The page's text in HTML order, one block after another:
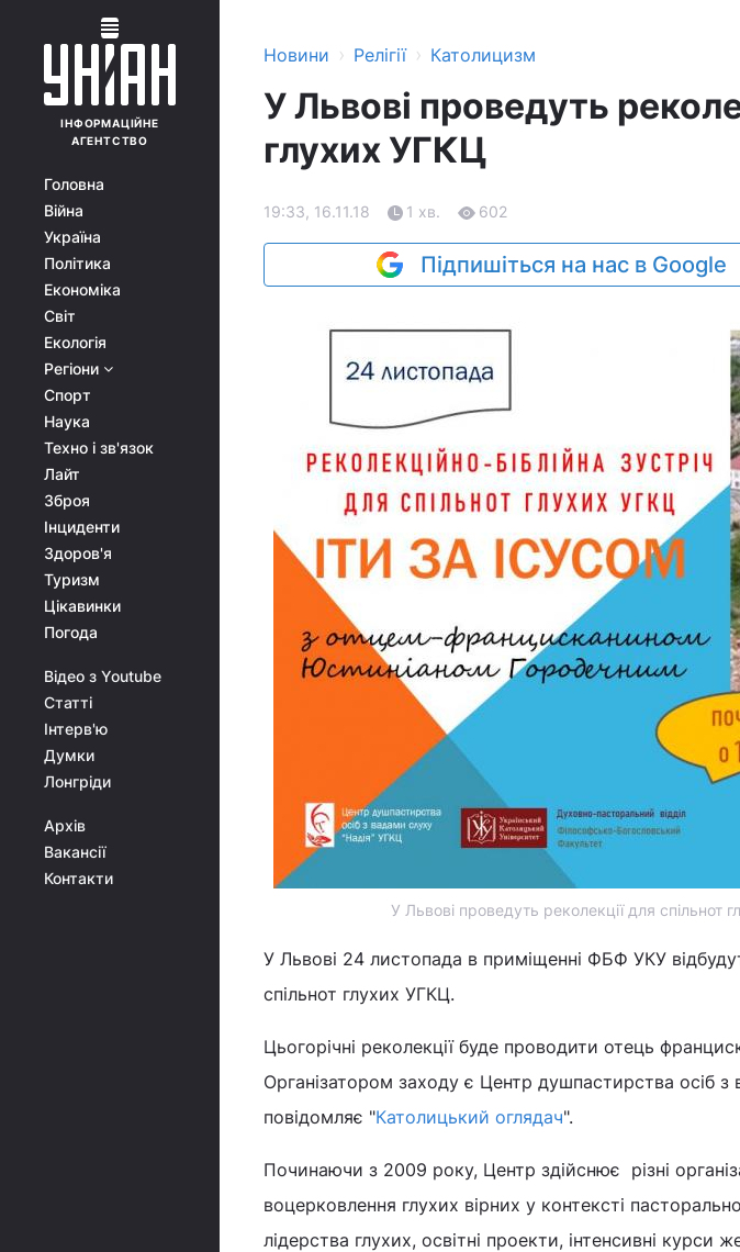
ІНФОРМАЦІЙНЕ
АГЕНТСТВО
Головна
Війна
Україна
Політика
Економіка
Світ
Екологія
Регіони
Спорт
Наука
Техно і зв'язок
Лайт
Зброя
Інциденти
Здоров'я
Туризм
Цікавинки
Погода
Відео з Youtube
Статті
Інтерв'ю
Думки
Лонгріди
Архів
Вакансії
Контакти
Новини › Релігії › Католицизм
У Львові проведуть
глухих УГКЦ
19:33, 16.11.18 1 хв. 602
Підпишіться на нас в Google
У Львові проведуть реколекції для спільнот
У Львові 24 листопада в приміщенні ФБФ УКУ
спільнот глухих УГКЦ.
Цьогорічні реколекції буде проводити отець
Організатором заходу є Центр душпастирства осіб
повідомляє "Католицький оглядач".
Починаючи з 2009 року, Центр здійснює різні
воцерковлення глухих вірних у контексті
лідерства глухих, освітні проекти, інтенсивні курси